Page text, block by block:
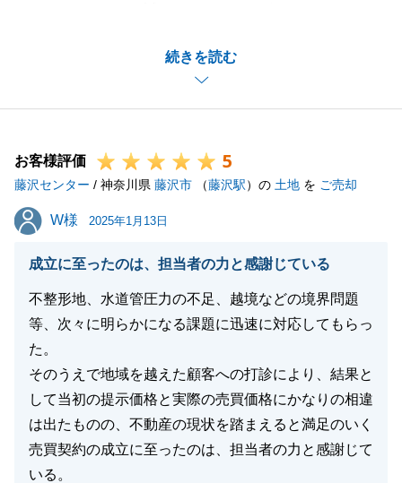
続きを読む
め、ご不安に思われることも多数あったかと思いま
また、何かありましたらお気軽にご連絡くださいま
お客様評価 5
藤沢センター / 神奈川県 藤沢市 （藤沢駅）の 土地 を ご売却
W様
W様 2025年1月13日
成立に至ったのは、担当者の力と感謝じている
不整形地、水道管圧力の不足、越境などの境界問題
等、次々に明らかになる課題に迅速に対応してもらっ
た。
そのうえで地域を越えた顧客への打診により、結果と
して当初の提示価格と実際の売買価格にかなりの相違
は出たものの、不動産の現状を踏まえると満足のいく
売買契約の成立に至ったのは、担当者の力と感謝じて
いる。